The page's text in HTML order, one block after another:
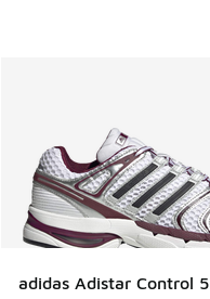
adidas Adistar Control 5